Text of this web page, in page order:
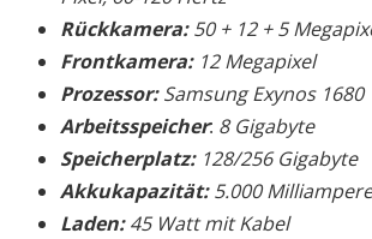
Rückkamera:50 + 12 + 5
Frontkamera:12 Megapixel
Prozessor:Samsung Exynos 1680
Arbeitsspeicher: 8 Gigabyte
Speicherplatz: 128/256 Gigabyte
Akkukapazität:5.000
Laden:45 Watt mit Kabel